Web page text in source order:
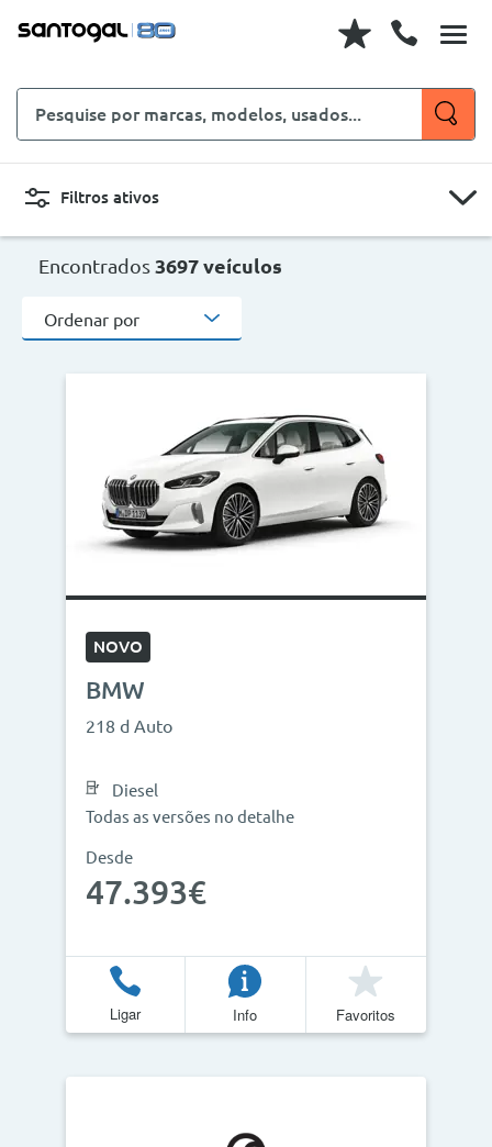
Pesquise
por
marcas,
modelos,
usados...Filtros ativos
CARROS
Novo, Usado, ...
Modelos
Combustíveis
Nº de lugares
Outros critérios
Quilómetros
Encontrados 3697 veículos
Ordenar por
NOVO
BMW
218 d Auto
Diesel
Todas as versões no detalhe
Desde
47.393€
Ligar Info Favoritos